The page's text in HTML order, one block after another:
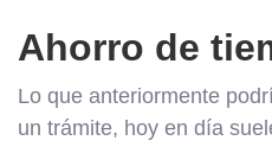
Ahorro de
Lo que anteriormente
un trámite, hoy en día